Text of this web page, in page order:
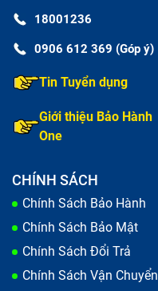
18001236
0906 612 369 (Góp ý)
Tin Tuyển dụng
Giới thiệu Bảo Hành
One
CHÍNH SÁCH
Chính Sách Bảo Hành
Chính Sách Bảo Mật
Chính Sách Đổi Trả
Chính Sách Vận Chuyển